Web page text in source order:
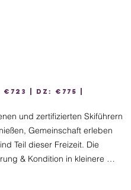
| DZ: €775 |
und zertifizierten Skiführern
Gemeinschaft erleben
Teil dieser Freizeit. Die
& Kondition in kleinere